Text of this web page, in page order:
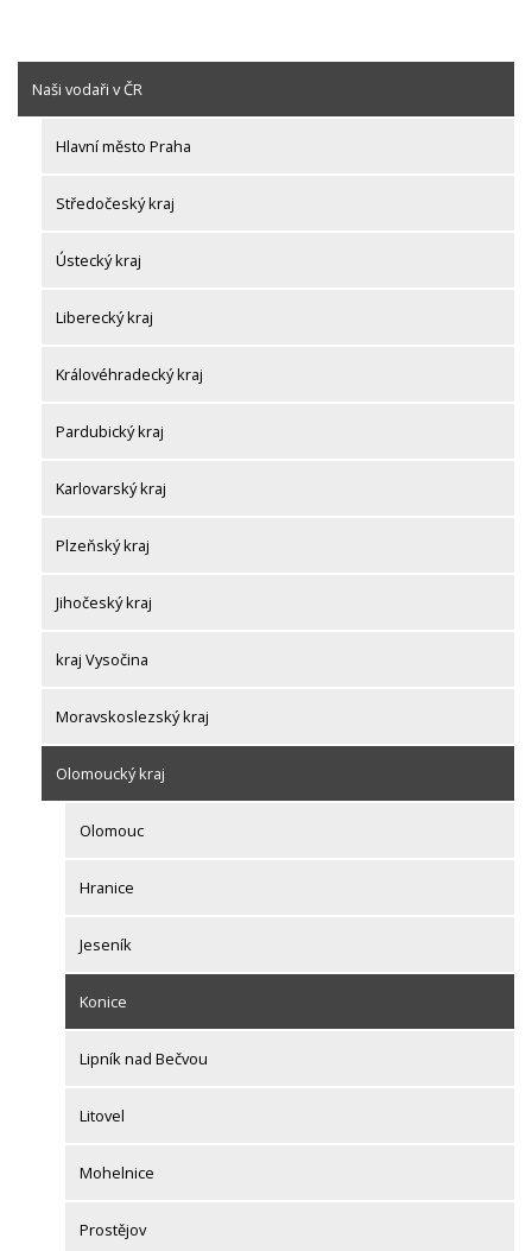
Naši vodaři v ČR
Hlavní město Praha
Středočeský kraj
Ústecký kraj
Liberecký kraj
Královéhradecký kraj
Pardubický kraj
Karlovarský kraj
Plzeňský kraj
Jihočeský kraj
kraj Vysočina
Moravskoslezský kraj
Olomoucký kraj
Olomouc
Hranice
Jeseník
Konice
Lipník nad Bečvou
Litovel
Mohelnice
Prostějov